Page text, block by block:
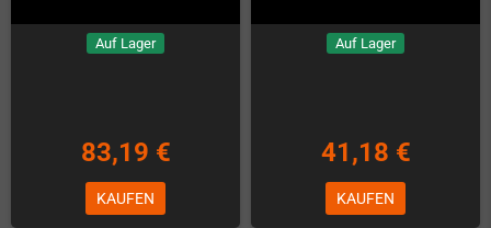
Auf Lager
83,19 €
KAUFEN
Auf Lager
41,18 €
KAUFEN